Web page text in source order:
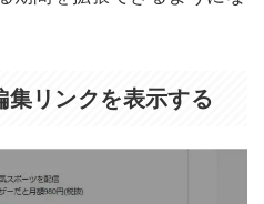
集リンクを表示する